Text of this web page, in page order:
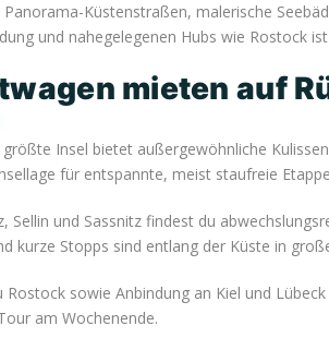
Panorama-Küstenstraßen, malerische
und nahegelegenen Hubs wie Rostock
mieten auf
Insel bietet außergewöhnliche
für entspannte, meist staufreie
Sellin und Sassnitz findest du
kurze Stopps sind entlang der Küste in
Rostock sowie Anbindung an Kiel und
am Wochenende.